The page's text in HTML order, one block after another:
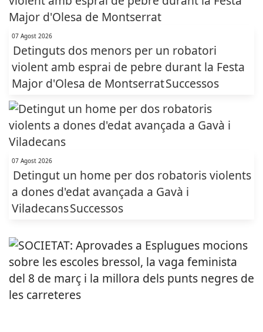
07 Agost 2026
Detinguts dos menors per un robatori
violent amb esprai de pebre durant la Festa
Major d'Olesa de MontserratSuccessos
07 Agost 2026
Detingut un home per dos robatoris violents
a dones d'edat avançada a Gavà i
ViladecansSuccessos